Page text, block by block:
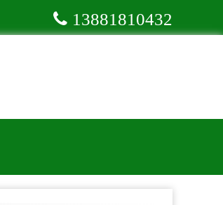
13881810432